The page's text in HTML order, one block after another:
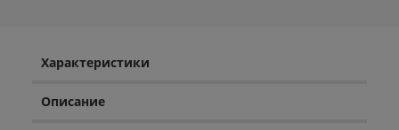
Характеристики
Описание